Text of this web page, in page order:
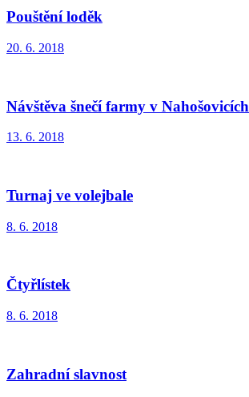
Pouštění loděk
20. 6. 2018
Návštěva šnečí farmy v Nahošovicích
13. 6. 2018
Turnaj ve volejbale
8. 6. 2018
Čtyřlístek
8. 6. 2018
Zahradní slavnost